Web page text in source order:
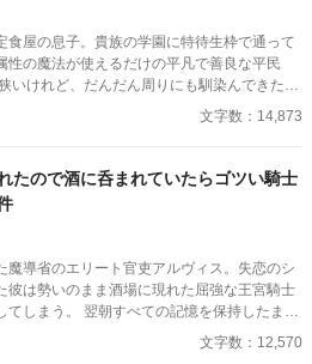
食屋の息子。貴族の学園に特待生枠で通って
性の魔法が使えるだけの平凡で善良な平民
いけれど、だんだん周りにも馴染んできた
うでーー？
文字数：14,873
たので酒に呑まれていたらゴツい騎士
魔導省のエリート官吏アルヴィス。失恋のシ
彼は勢いのまま酒場に現れた屈強な王宮騎士
の記憶を保持したまま
だったが当のガラティスはなぜか本気だっ
文字数：12,570